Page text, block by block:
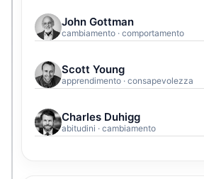
John Gottman
cambiamento · comportamento
Scott Young
apprendimento · consapevolezza
Charles Duhigg
abitudini · cambiamento